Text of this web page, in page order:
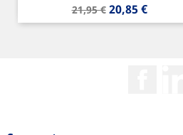
Precio
base
21,95 € Precio
20,85 €